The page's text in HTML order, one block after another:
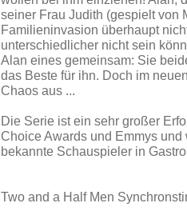
seiner Frau Judith (gespielt von
Familieninvasion überhaupt
unterschiedlicher nicht sein
Alan eines gemeinsam: Sie
das Beste für ihn. Doch im
Chaos aus ...
Die Serie ist ein sehr großer
Choice Awards und Emmys
bekannte Schauspieler in
Two and a Half Men